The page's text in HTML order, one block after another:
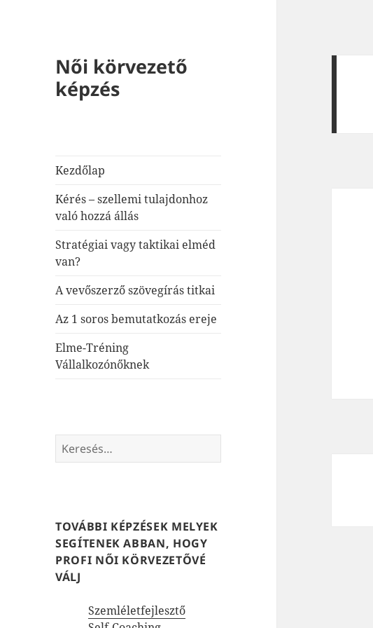
Női körvezető
képzés
Kezdőlap
Kérés – szellemi tulajdonhoz
való hozzá állás
Stratégiai vagy taktikai elméd
van?
A vevőszerző szövegírás titkai
Az 1 soros bemutatkozás ereje
Elme-Tréning
Vállalkozónőknek
Keresés:
TOVÁBBI KÉPZÉSEK MELYEK
SEGÍTENEK ABBAN, HOGY
PROFI NŐI KÖRVEZETŐVÉ
VÁLJ
Szemléletfejlesztő